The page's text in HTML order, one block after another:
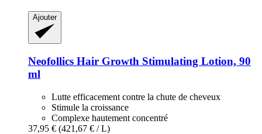
Ajouter
Neofollics Hair Growth Stimulating Lotion, 90
ml
Lutte efficacement contre la chute de cheveux
Stimule la croissance
Complexe hautement concentré
37,95 € (421,67 € / L)